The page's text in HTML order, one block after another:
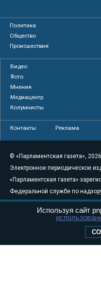
Политика
Общество
Происшествия
Видео
Фото
Мнения
Медиацентр
Колумнисты
Контакты Реклама
© «Парламентская газета», 2026
Электронное периодическое
«Парламентская газета»
Федеральной службе по
связи, информационных
массовых коммуникаций
Свидетельство о регистрации
Используя сайт